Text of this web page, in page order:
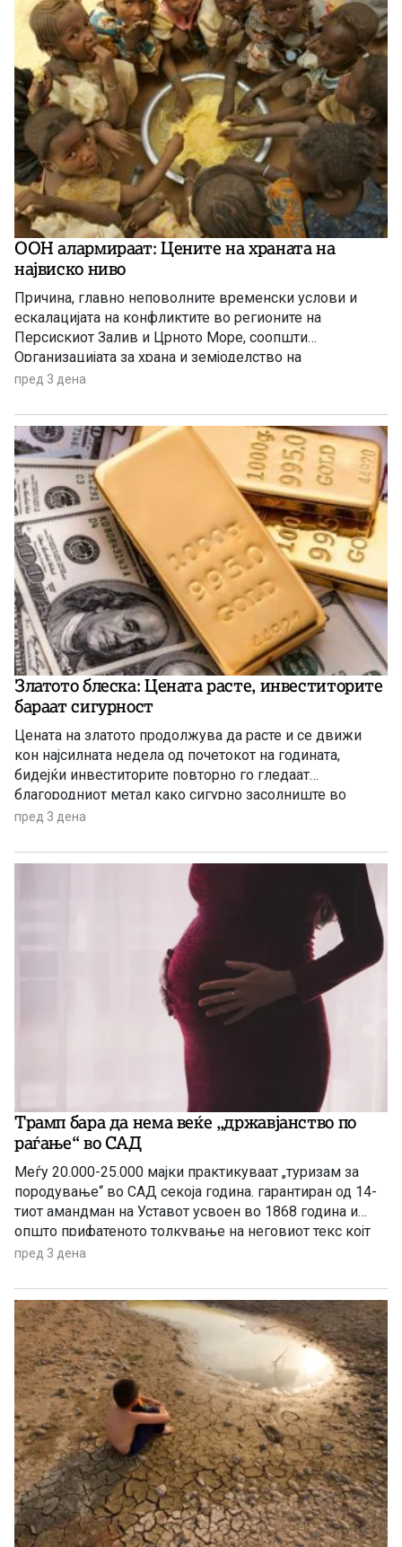
ООН алармираат: Цените на храната на
највиско ниво
Причина, главно неповолните временски услови и
ескалацијата на конфликтите во регионите на
Персискиот Залив и Црното Море, соопшти
Организацијата за храна и земјоделство на
Обединетите нации (ФАО).
пред 3 дена
Златото блеска: Цената расте, инвеститорите
бараат сигурност
Цената на златото продолжува да расте и се движи
кон најсилната недела од почетокот на годината,
бидејќи инвеститорите повторно го гледаат
благородниот метал како сигурно засолниште во
услови на глобална економска неизвесност.
пред 3 дена
Трамп бара да нема веќе „државјанство по
раѓање“ во САД
Меѓу 20.000-25.000 мајки практикуваат „туризам за
породување“ во САД секоја година. гарантиран од 14-
тиот амандман на Уставот усвоен во 1868 година и
општо прифатеното толкување на неговиот текс којт
гарантира државјанство на речиси секој роден во САД
пред 3 дена